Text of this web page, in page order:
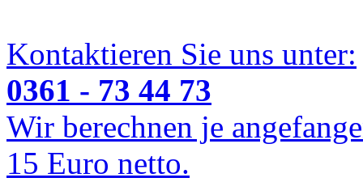
Kontaktieren Sie uns unter:
0361 - 73 44 73
Wir berechnen je
15 Euro netto.